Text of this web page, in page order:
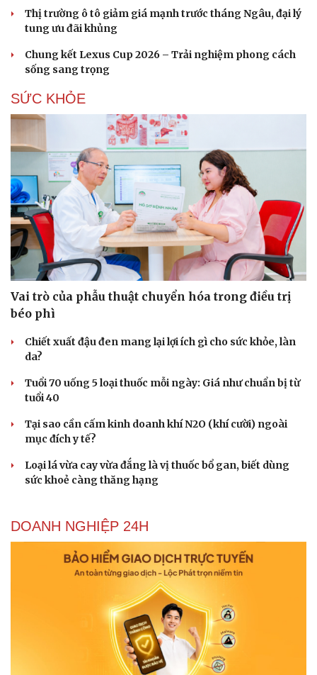
Du lịch
Tư vấn
Câu chuyện thời sự
Đọc truyện đêm khuya
Cửa sổ tình yêu
Kể chuyện cho bé
Hạt giống tâm hồn
Thị trường ô tô giảm giá mạnh trước tháng Ngâu, đại lý
tung ưu đãi khủng
Chung kết Lexus Cup 2026 – Trải nghiệm phong cách
sống sang trọng
SỨC KHỎE
Vai trò của phẫu thuật chuyển hóa trong điều trị
béo phì
Chiết xuất đậu đen mang lại lợi ích gì cho sức khỏe, làn
da?
Tuổi 70 uống 5 loại thuốc mỗi ngày: Giá như chuẩn bị từ
tuổi 40
Tại sao cần cấm kinh doanh khí N2O (khí cười) ngoài
mục đích y tế?
Loại lá vừa cay vừa đắng là vị thuốc bổ gan, biết dùng
sức khoẻ càng thăng hạng
DOANH NGHIỆP 24H